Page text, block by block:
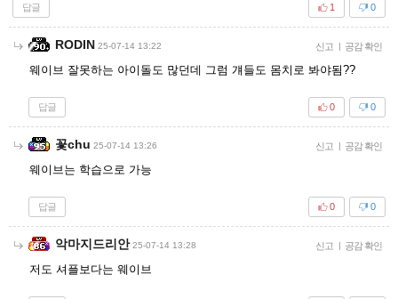
답글 0
1
RODIN 25-07-14 13:22 신고 | 공감 확인
웨이브 잘못하는 아이돌도 많던데 그럼 걔들도 몸치로 봐야됨??
답글 0
0
꽃chu 25-07-14 13:26 신고 | 공감 확인
웨이브는 학습으로 가능
답글 0
0
악마지드리안 25-07-14 13:28 신고 | 공감 확인
저도 셔플보다는 웨이브